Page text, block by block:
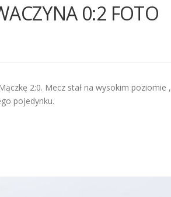
0:2 FOTO
2:0. Mecz stał na wysokim poziomie ,
pojedynku.